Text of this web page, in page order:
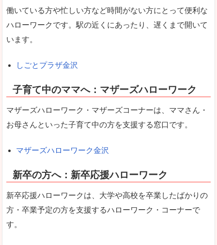
働いている方や忙しい方など時間がない方にとって便利な
ハローワークです。駅の近くにあったり、遅くまで開いて
います。
しごとプラザ金沢
子育て中のママへ：マザーズハローワーク
マザーズハローワーク・マザーズコーナーは、ママさん・
お母さんといった子育て中の方を支援する窓口です。
マザーズハローワーク金沢
新卒の方へ：新卒応援ハローワーク
新卒応援ハローワークは、大学や高校を卒業したばかりの
方・卒業予定の方を支援するハローワーク・コーナーで
す。